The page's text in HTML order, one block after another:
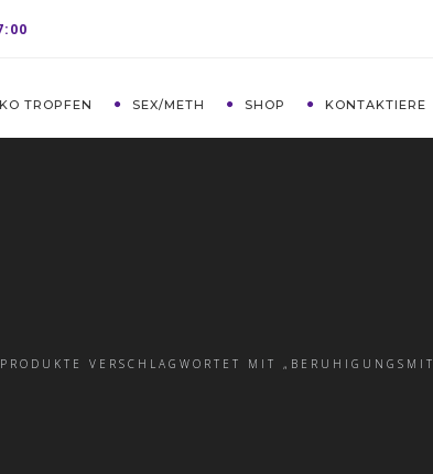
KO TROPFEN SEX/METH SHOP KONTAKTIERE
PRODUKTE VERSCHLAGWORTET MIT